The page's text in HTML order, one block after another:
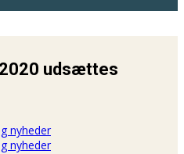
udsættes
nyheder
nyheder